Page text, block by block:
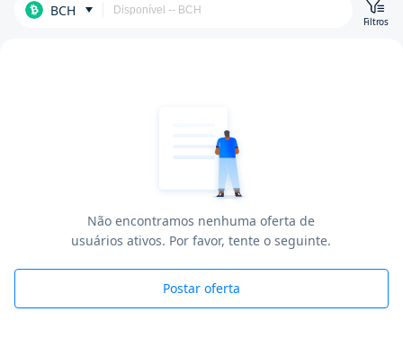
BCH
Filtros
Não encontramos nenhuma oferta de
usuários ativos. Por favor, tente o seguinte.
Postar oferta